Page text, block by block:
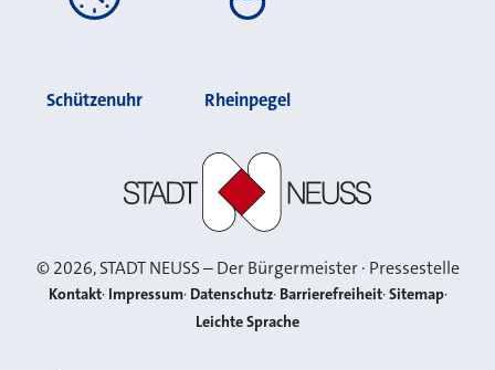
Schützenuhr Rheinpegel
©2026, STADT NEUSS – Der Bürgermeister · Pressestelle
Kontakt Impressum Datenschutz Barrierefreiheit Sitemap
Leichte Sprache